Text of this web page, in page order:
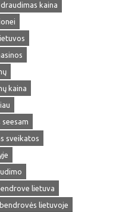
draudimas kaina
kaina
sveikatos
lietuva
lietuvoje